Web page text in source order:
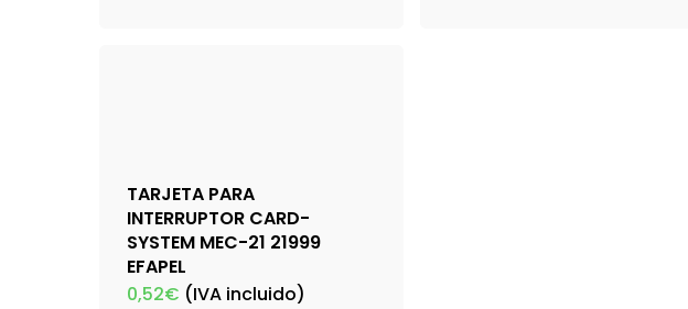
TARJETA PARA
INTERRUPTOR CARD-
SYSTEM MEC-21 21999
EFAPEL
0,52€ (IVA incluido)